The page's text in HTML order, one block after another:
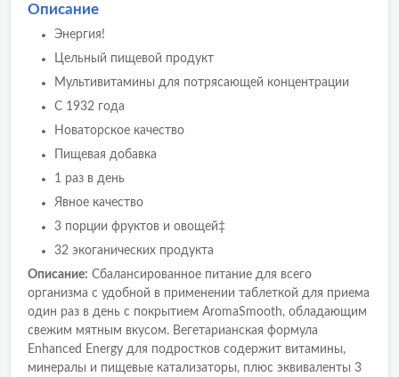
Описание
Энергия!
Цельный пищевой продукт
Мультивитамины для потрясающей концентрации
С 1932 года
Новаторское качество
Пищевая добавка
1 раз в день
Явное качество
3 порции фруктов и овощей‡
32 экоганических продукта
Описание: Сбалансированное питание для всего
организма с удобной в применении таблеткой для приема
один раз в день с покрытием AromaSmooth, обладающим
свежим мятным вкусом. Вегетарианская формула
Enhanced Energy для подростков содержит витамины,
минералы и пищевые катализаторы, плюс эквиваленты 3